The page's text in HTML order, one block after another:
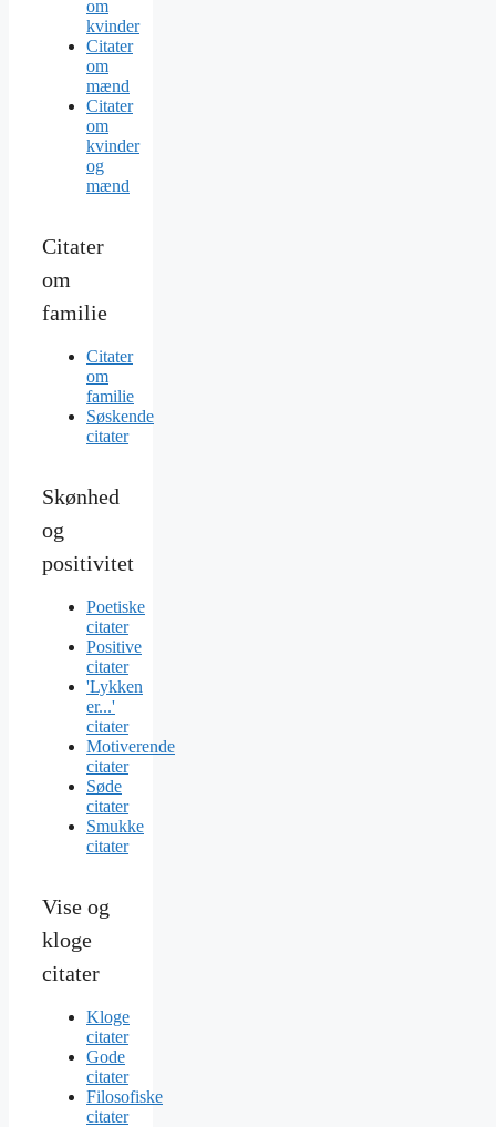
om
kvinder
Citater
om
mænd
Citater
om
kvinder
og
mænd
Citater
om
familie
Citater
om
familie
Søskende
citater
Skønhed
og
positivitet
Poetiske
citater
Positive
citater
'Lykken
er...'
citater
Motiverende
citater
Søde
citater
Smukke
citater
Vise og
kloge
citater
Kloge
citater
Gode
citater
Filosofiske
citater